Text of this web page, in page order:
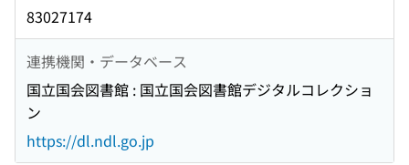
83027174
連携機関・データベース
国立国会図書館 : 国立国会図書館デジタルコレクショ
ン
https://dl.ndl.go.jp